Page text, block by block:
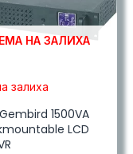
НА ЗАЛИХА
залиха
1500VA
LCD